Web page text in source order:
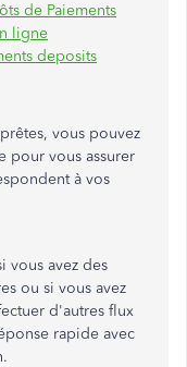
de Paiements
ligne
deposits
vous pouvez
pour vous assurer
à vos
vous avez des
ou si vous avez
d'autres flux
rapide avec